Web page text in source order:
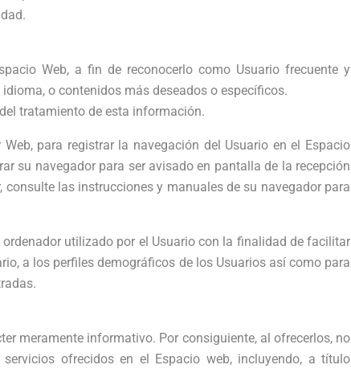
Web, a fin de reconocerlo como Usuario frecuente y
o contenidos más deseados o específicos.
tratamiento de esta información.
para registrar la navegación del Usuario en el Espacio
su navegador para ser avisado en pantalla de la recepción
las instrucciones y manuales de su navegador para
utilizado por el Usuario con la finalidad de facilitar
a los perfiles demográficos de los Usuarios así como para
meramente informativo. Por consiguiente, al ofrecerlos, no
ofrecidos en el Espacio web, incluyendo, a título